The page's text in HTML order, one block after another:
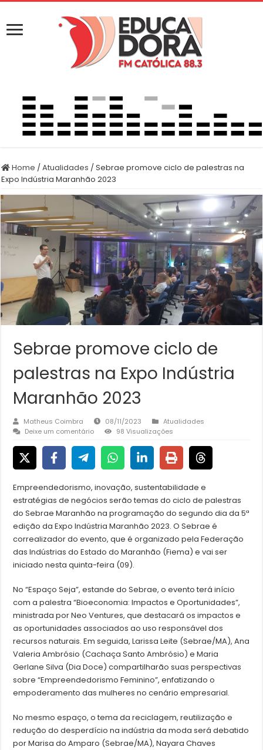
Home /Atualidades /Sebrae promove ciclo de palestras na
Expo Indústria Maranhão 2023
Sebrae promove ciclo de
palestras na Expo Indústria
Maranhão 2023
Matheus Coimbra 08/11/2023
Atualidades
Deixe um comentário
98 Visualizações
Empreendedorismo, inovação, sustentabilidade e
estratégias de negócios serão temas do ciclo de palestras
do Sebrae Maranhão na programação do segundo dia da 5ª
edição da Expo Indústria Maranhão 2023. O Sebrae é
correalizador do evento, que é organizado pela Federação
das Indústrias do Estado do Maranhão (Fiema) e vai ser
iniciado nesta quinta-feira (09).
No “Espaço Seja”, estande do Sebrae, o evento terá início
com a palestra “Bioeconomia: Impactos e Oportunidades”,
ministrada por Neo Ventures, que destacará os impactos e
as oportunidades associados ao uso responsável dos
recursos naturais. Em seguida, Larissa Leite (Sebrae/MA), Ana
Valeria Ambrósio (Cachaça Santo Ambrósio) e Maria
Gerlane Silva (Dia Doce) compartilharão suas perspectivas
sobre “Empreendedorismo Feminino”, enfatizando o
empoderamento das mulheres no cenário empresarial.
No mesmo espaço, o tema da reciclagem, reutilização e
redução do desperdício na indústria da moda será debatido
por Marisa do Amparo (Sebrae/MA), Nayara Chaves